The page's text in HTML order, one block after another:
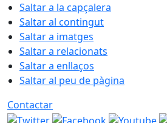
Saltar a la capçalera
Saltar al contingut
Saltar a imatges
Saltar a relacionats
Saltar a enllaços
Saltar al peu de pàgina
Contactar